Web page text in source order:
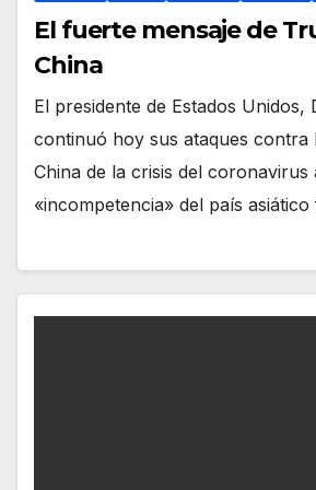
El fuerte mensaje de
China
El presidente de Estados Unidos,
continuó hoy sus ataques contra
China de la crisis del
«incompetencia» del país